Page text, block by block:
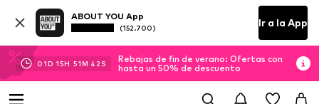
ABOUT YOU App
(152.700) Ir a la App
01D 15H 51M 41 S
Rebajas de fin de verano: Ofertas con
hasta un 50% de descuento